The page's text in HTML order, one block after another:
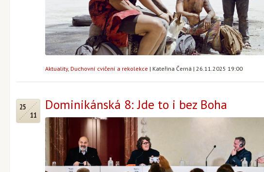
Aktuality, Duchovní cvičení a rekolekce | Kateřina Černá | 26.11.2025 19:00
25
11
Dominikánská 8: Jde to i bez Boha